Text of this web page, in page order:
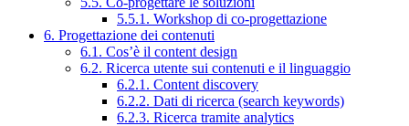
5.5.1. Workshop di co-progettazione
6. Progettazione dei contenuti
6.1. Cos’è il content design
6.2. Ricerca utente sui contenuti e il linguaggio
6.2.1. Content discovery
6.2.2. Dati di ricerca (search keywords)
6.2.3. Ricerca tramite analytics